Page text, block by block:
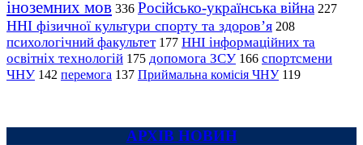
іноземних мов 336 Російсько-українська війна 227
ННІ фізичної культури спорту та здоров’я 208
психологічний факультет 177 ННІ інформаційних та
освітніх технологій 175 допомога ЗСУ 166 спортсмени
ЧНУ 142 перемога 137 Приймальна комісія ЧНУ 119
АРХІВ НОВИН